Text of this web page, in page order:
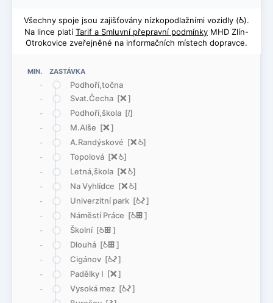
MIN. ZASTÁVKA
-
Podhoří,točna
- Svat.Čecha [ë]
- Podhoří,škola [<]
- M.Alše [ë]
- A.Randýskové [ë@]
- Topolová [ë@]
- Letná,škola [ë@]
- Na Vyhlídce [ë@]
- Univerzitní park [@ó]
- Náměstí Práce [@æ]
- Školní [@æ]
- Dlouhá [@æ]
- Cigánov [@ó]
- Padělky I [ë]
- Vysoká mez [@ó]
Všechny spoje jsou zajišťovány nízkopodlažními vozidly (@).
Na lince platí Tarif a Smluvní přepravní podmínky MHD Zlín-
Otrokovice zveřejněné na informačních místech dopravce.